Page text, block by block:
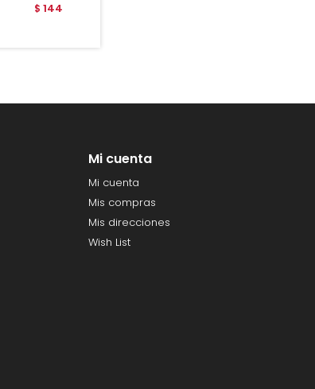
$ 144
Mi cuenta
Mi cuenta
Mis compras
Mis direcciones
Wish List